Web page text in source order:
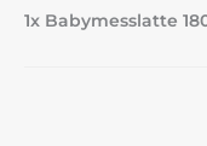
1x Babymesslatte